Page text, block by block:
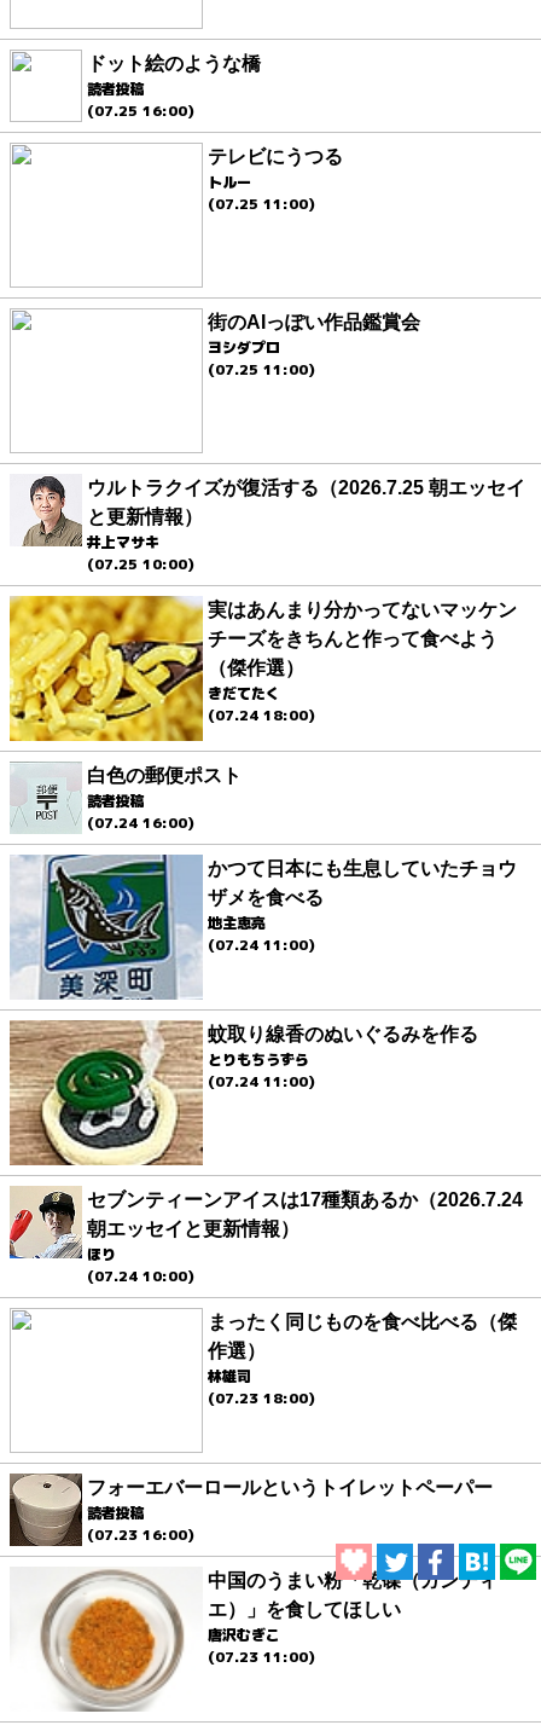
ドット絵のような橋
読者投稿
(07.25 16:00)
テレビにうつる
トルー
(07.25 11:00)
街のAIっぽい作品鑑賞会
ヨシダプロ
(07.25 11:00)
ウルトラクイズが復活する（2026.7.25 朝エッセイ
と更新情報）
井上マサキ
(07.25 10:00)
実はあんまり分かってないマッケン
チーズをきちんと作って食べよう
（傑作選）
きだてたく
(07.24 18:00)
白色の郵便ポスト
読者投稿
(07.24 16:00)
かつて日本にも生息していたチョウ
ザメを食べる
地主恵亮
(07.24 11:00)
蚊取り線香のぬいぐるみを作る
とりもちうずら
(07.24 11:00)
セブンティーンアイスは17種類あるか（2026.7.24
朝エッセイと更新情報）
ほり
(07.24 10:00)
まったく同じものを食べ比べる（傑
作選）
林雄司
(07.23 18:00)
フォーエバーロールというトイレットペーパー
読者投稿
(07.23 16:00)
中国のうまい粉「乾碟（ガンディ
エ）」を食してほしい
唐沢むぎこ
(07.23 11:00)